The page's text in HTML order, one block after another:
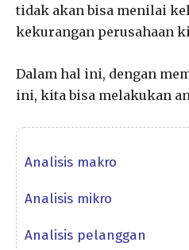
tidak akan bisa menilai
kekurangan perusahaan
Dalam hal ini, dengan
ini, kita bisa melakukan
Analisis makro
Analisis mikro
Analisis pelanggan